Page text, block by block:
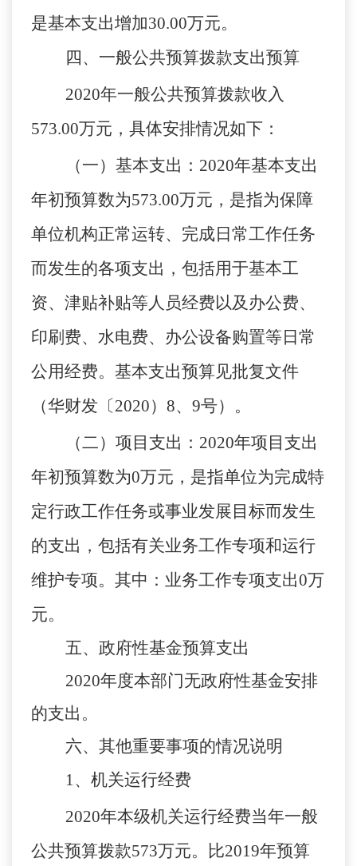
是基本支出增加30.00万元。
四、一般公共预算拨款支出预算
2020年一般公共预算拨款收入
573.00万元，具体安排情况如下：
（一）基本支出： 2020年基本支出
年初预算数为573.00万元，是指为保障
单位机构正常运转、完成日常工作任务
而发生的各项支出，包括用于基本工
资、津贴补贴等人员经费以及办公费、
印刷费、水电费、办公设备购置等日常
公用经费。基本支出预算见批复文件
（华财发〔2020）8、9号）。
（二）项目支出： 2020年项目支出
年初预算数为0万元，是指单位为完成特
定行政工作任务或事业发展目标而发生
的支出， 包括有关业务工作专项和运行
维护专项。其中：业务工作专项支出0万
元。
五、政府性基金预算支出
2020年度本部门无政府性基金安排
的支出。
六、其他重要事项的情况说明
1、机关运行经费
2020年本级机关运行经费当年一般
公共预算拨款573万元。比2019年预算